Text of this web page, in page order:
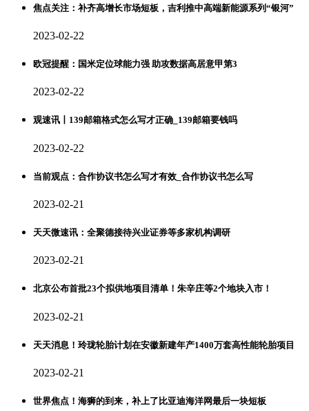
焦点关注：补齐高增长市场短板，吉利推中高端新能源系列“银河”
2023-02-22
欧冠提醒：国米定位球能力强 助攻数据高居意甲第3
2023-02-22
观速讯丨139邮箱格式怎么写才正确_139邮箱要钱吗
2023-02-22
当前观点：合作协议书怎么写才有效_合作协议书怎么写
2023-02-21
天天微速讯：全聚德接待兴业证券等多家机构调研
2023-02-21
北京公布首批23个拟供地项目清单！朱辛庄等2个地块入市！
2023-02-21
天天消息！玲珑轮胎计划在安徽新建年产1400万套高性能轮胎项目
2023-02-21
世界焦点！海狮的到来，补上了比亚迪海洋网最后一块短板